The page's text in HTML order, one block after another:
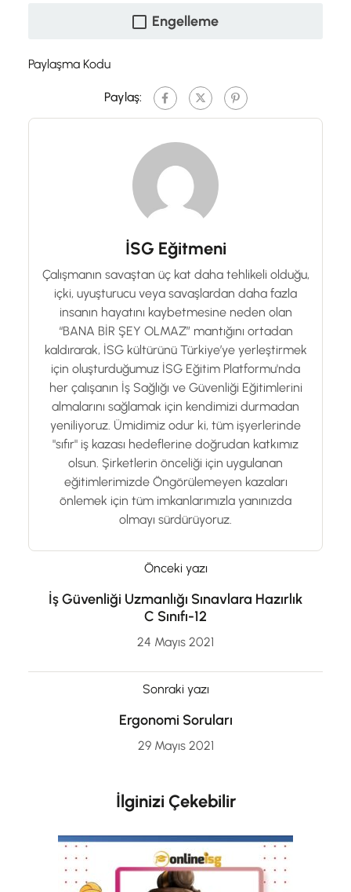
Engelleme
Paylaşma Kodu
Paylaş:
İSG Eğitmeni
Çalışmanın savaştan üç kat daha tehlikeli olduğu,
içki, uyuşturucu veya savaşlardan daha fazla
insanın hayatını kaybetmesine neden olan
“BANA BİR ŞEY OLMAZ” mantığını ortadan
kaldırarak, İSG kültürünü Türkiye’ye yerleştirmek
için oluşturduğumuz İSG Eğitim Platformu'nda
her çalışanın İş Sağlığı ve Güvenliği Eğitimlerini
almalarını sağlamak için kendimizi durmadan
yeniliyoruz. Ümidimiz odur ki, tüm işyerlerinde
"sıfır" iş kazası hedeflerine doğrudan katkımız
olsun. Şirketlerin önceliği için uygulanan
eğitimlerimizde Öngörülemeyen kazaları
önlemek için tüm imkanlarımızla yanınızda
olmayı sürdürüyoruz.
Önceki yazı
İş Güvenliği Uzmanlığı Sınavlara Hazırlık
C Sınıfı-12
24 Mayıs 2021
Sonraki yazı
Ergonomi Soruları
29 Mayıs 2021
İlginizi Çekebilir